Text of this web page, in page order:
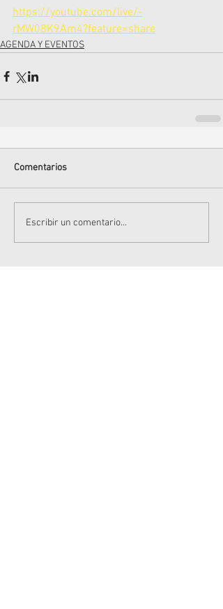
https://youtube.com/live/-
rMW08K9Am4?feature=share
AGENDA Y EVENTOS
Comentarios
Escribir un comentario...